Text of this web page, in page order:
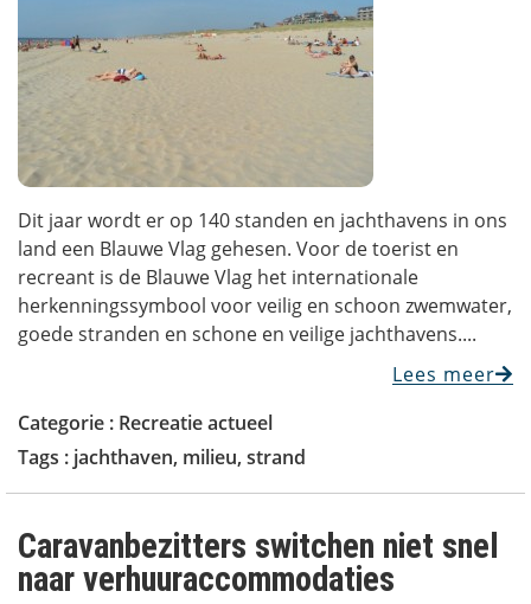
Dit jaar wordt er op 140 standen en jachthavens in ons
land een Blauwe Vlag gehesen. Voor de toerist en
recreant is de Blauwe Vlag het internationale
herkenningssymbool voor veilig en schoon zwemwater,
goede stranden en schone en veilige jachthavens....
Lees meer
Categorie : Recreatie actueel
Tags : jachthaven, milieu, strand
Caravanbezitters switchen niet snel
naar verhuuraccommodaties